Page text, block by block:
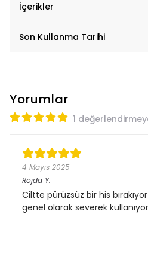
İçerikler
Son Kullanma Tarihi
Yorumlar
1
4 Mayıs 2025
Rojda Y.
Ciltte pürüzsüz bir his
genel olarak severek